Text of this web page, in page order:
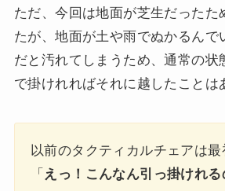
ただ、今回は地面が芝生だったた
たが、地面が土や雨でぬかるんで
だと汚れてしまうため、通常の状
で掛けれればそれに越したことは
以前のタクティカルチェアは最
「 えっ！こんなん引っ掛けれる